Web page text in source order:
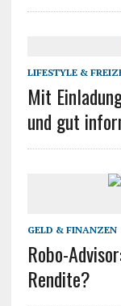
LIFESTYLE &
Mit
und gut
GELD & FINANZEN
Robo-
Rendite?